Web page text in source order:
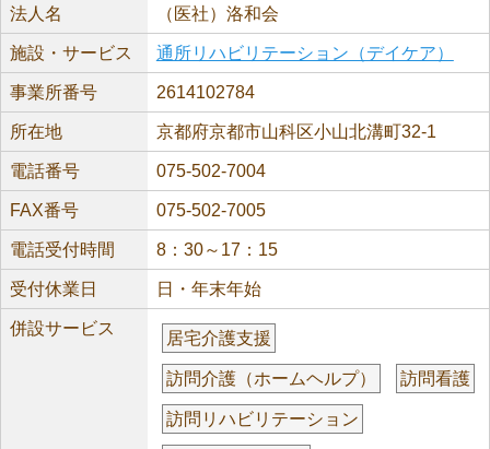
法人名 （医社）洛和会
施設・サービス 通所リハビリテーション（デイケア）
事業所番号 2614102784
所在地 京都府京都市山科区小山北溝町32-1
電話番号 075-502-7004
FAX番号 075-502-7005
電話受付時間 8：30～17：15
受付休業日 日・年末年始
併設サービス
居宅介護支援
訪問介護（ホームヘルプ） 訪問看護
訪問リハビリテーション